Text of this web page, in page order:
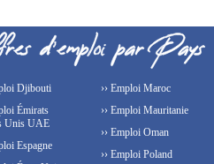
Djibouti
Émirats
Unis UAE
Espagne
›› Emploi Maroc
›› Emploi Mauritanie
›› Emploi Oman
›› Emploi Poland